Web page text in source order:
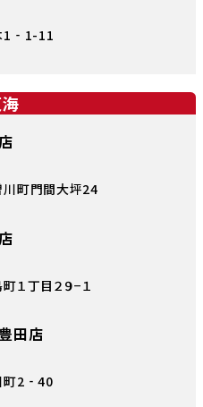
1‐1-11
町門間大坪24
１丁目２９−１
田店
町2‐40